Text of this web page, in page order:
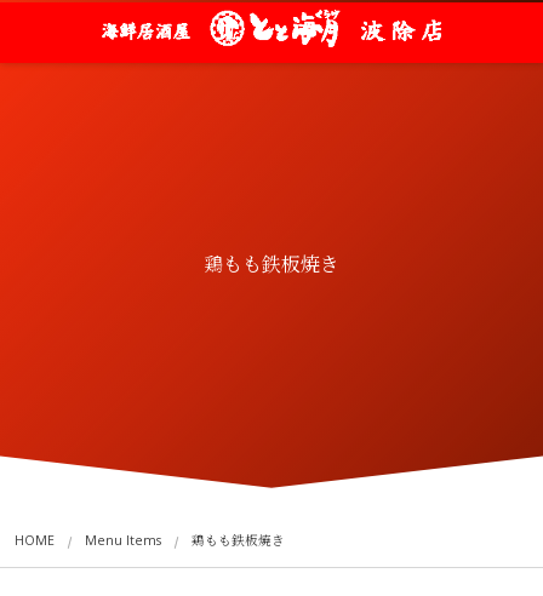
鶏もも鉄板焼き
HOME Menu Items 鶏もも鉄板焼き